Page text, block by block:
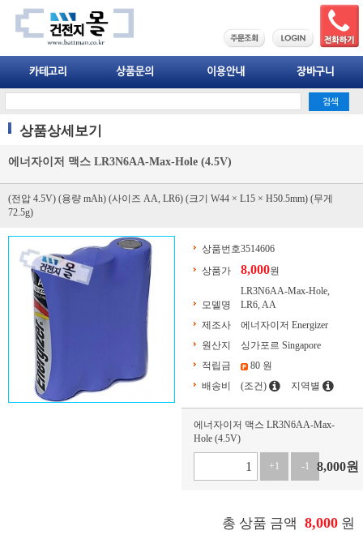
상품상세보기
에너자이저 맥스 LR3N6AA-Max-Hole (4.5V)
(전압 4.5V) (용량 mAh) (사이즈 AA, LR6) (크기 W44 × L15 × H50.5mm) (무게
72.5g)
상품번호3514606
상품가
8,000원
모델명
LR3N6AA-Max-Hole,
LR6, AA
제조사
에너자이저 Energizer
원산지
싱가포르 Singapore
적립금
80 원
배송비
(조건) 지역별
에너자이저 맥스 LR3N6AA-Max-
Hole (4.5V)
+1 -1 8,000원
총 상품 금액 8,000 원